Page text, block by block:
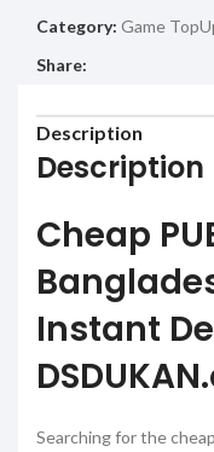
Category: Game
Share:
Description
Description
Cheap
Instant
Searching for the